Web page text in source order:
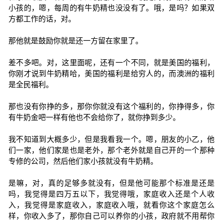
小孩的，嗯，每周的有牛奶精也没没有了。哦，是吗？如果双
方都工作的话，对。
那他就是鼓励你就是还一方留在家里了。
差不多吧。对，这里面呢，还有一个不同，就是美国的福利，
你刚才说到牛奶精哈，美国的福利是给穷人的，而澳洲的福利
是全民福利。
那也没有你挣的多，那你你就没有这个福利的，你挣得多，你
有牛奶金吧一样有他也不会给你了，就你挣到多少。
我不知道到大概多少，但是我看我一个。嗯，朋友的小乙，他
们一家，他们家是也是老外，那个老外就是自己开的一个那种
专修的公司，然后他们家小孩就没有牛奶精。
是嘛，对，真的足够多就没有，但是他可能那个标准是还是
吗，我觉得是四万五以下，我觉得哦，家庭收入还是个人收
入，我觉得是家庭收入，家庭收入哦，就看你这个家庭怎么
样，你收入多了，那你自己可以养你的小孩，政府就不用帮你